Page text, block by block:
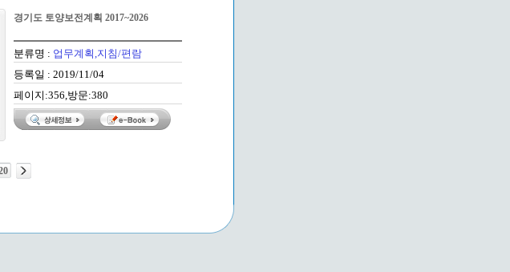
경기도 토양보전계획 2017~2026
분류명 : 업무계획,지침/편람
등록일 : 2019/11/04
페이지:356,방문:380